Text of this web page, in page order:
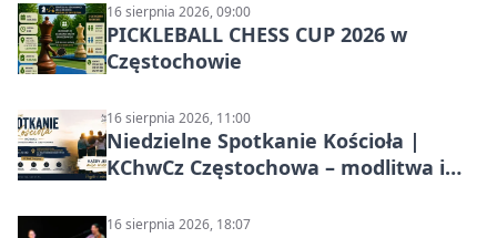
16 sierpnia 2026, 09:00
PICKLEBALL CHESS CUP 2026 w
Częstochowie
16 sierpnia 2026, 11:00
Niedzielne Spotkanie Kościoła |
KChwCz Częstochowa – modlitwa i
16 sierpnia 2026, 18:07